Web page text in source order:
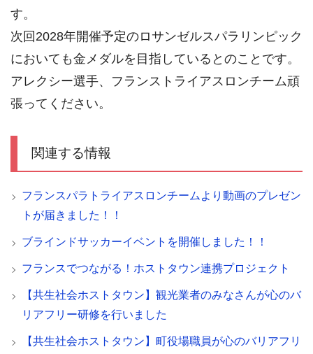
す。
次回2028年開催予定のロサンゼルスパラリンピック
においても金メダルを目指しているとのことです。
アレクシー選手、フランストライアスロンチーム頑
張ってください。
関連する情報
フランスパラトライアスロンチームより動画のプレゼン
トが届きました！！
ブラインドサッカーイベントを開催しました！！
フランスでつながる！ホストタウン連携プロジェクト
【共生社会ホストタウン】観光業者のみなさんが心のバ
リアフリー研修を行いました
【共生社会ホストタウン】町役場職員が心のバリアフリ